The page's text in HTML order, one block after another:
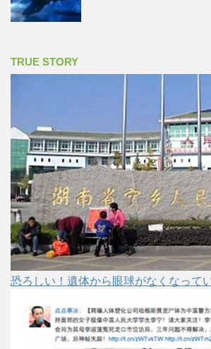
TRUE STORY
恐ろしい！遺体から眼球がなくなって